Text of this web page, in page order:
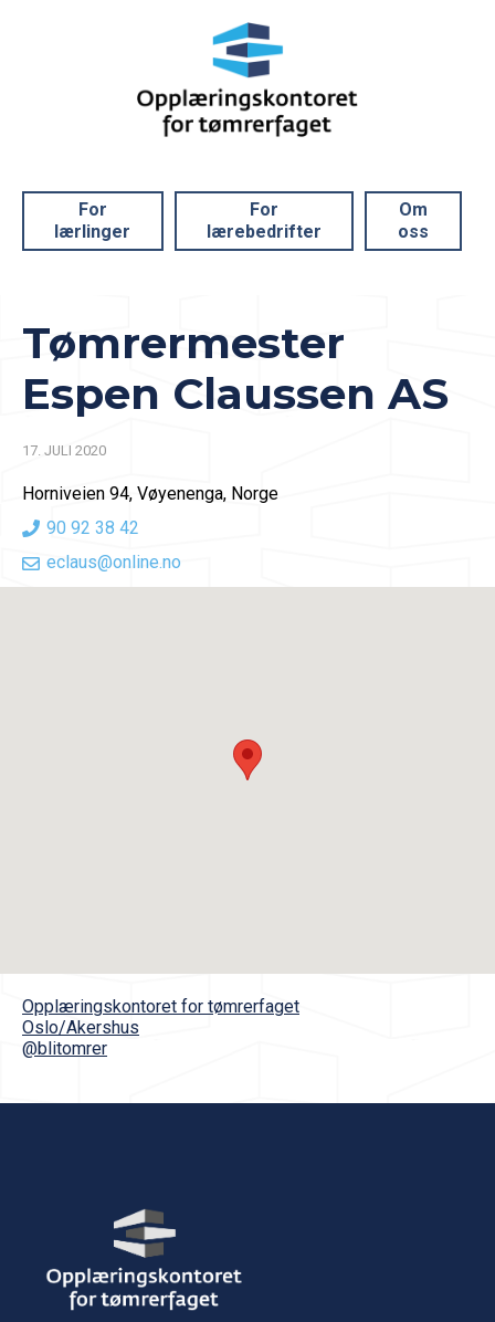
For
lærlinger
For
lærebedrifter
Om
oss
Tømrermester
Espen Claussen AS
17. JULI 2020
Horniveien 94, Vøyenenga, Norge
90 92 38 42
eclaus@online.no
Opplæringskontoret for tømrerfaget
Oslo/Akershus
@blitomrer